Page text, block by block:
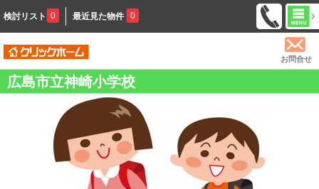
検討リスト 0 最近見た物件 0
お問合せ
広島市立神崎小学校